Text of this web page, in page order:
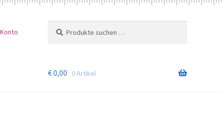
nach:
€0,00 0 Artikel